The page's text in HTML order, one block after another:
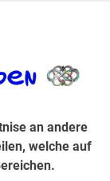
an andere
welche auf